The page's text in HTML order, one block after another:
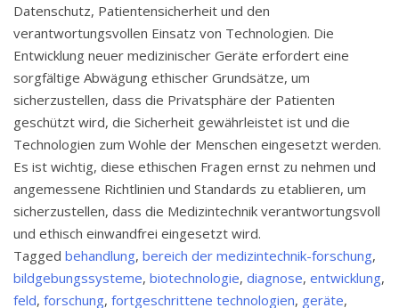
Datenschutz, Patientensicherheit und den
verantwortungsvollen Einsatz von Technologien. Die
Entwicklung neuer medizinischer Geräte erfordert eine
sorgfältige Abwägung ethischer Grundsätze, um
sicherzustellen, dass die Privatsphäre der Patienten
geschützt wird, die Sicherheit gewährleistet ist und die
Technologien zum Wohle der Menschen eingesetzt werden.
Es ist wichtig, diese ethischen Fragen ernst zu nehmen und
angemessene Richtlinien und Standards zu etablieren, um
sicherzustellen, dass die Medizintechnik verantwortungsvoll
und ethisch einwandfrei eingesetzt wird.
Tagged behandlung, bereich der medizintechnik-forschung,
bildgebungssysteme, biotechnologie, diagnose, entwicklung,
feld, forschung, fortgeschrittene technologien, geräte,